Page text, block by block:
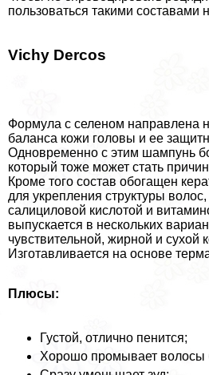
пользоваться такими составами
Vichy Dercos
Формула с селеном направлена
баланса кожи головы и ее
Одновременно с этим шампунь
который тоже может стать
Кроме того состав обогащен
для укрепления структуры
салициловой кислотой и
выпускается в нескольких
чувствительной, жирной и сухой
Изготавливается на основе
Плюсы:
Густой, отлично пенится;
Хорошо промывает волосы